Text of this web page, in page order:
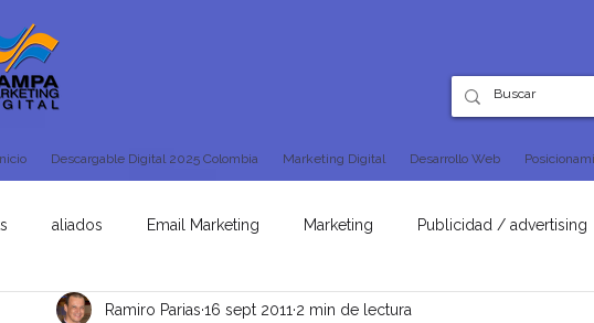
Descargable Digital 2025 Colombia Marketing Digital Desarrollo Web
aliados Email Marketing Marketing Publicidad / advertising
Tienda Online Uncategorised SEO
Ramiro Parias 16 sept 2011 2 min de lectura